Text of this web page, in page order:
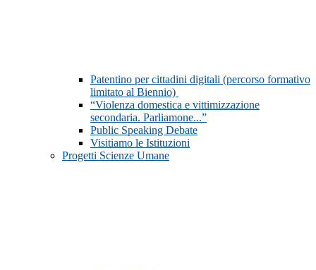
Patentino per cittadini digitali (percorso formativo
limitato al Biennio)
“Violenza domestica e vittimizzazione
secondaria. Parliamone...”
Public Speaking Debate
Visitiamo le Istituzioni
Progetti Scienze Umane